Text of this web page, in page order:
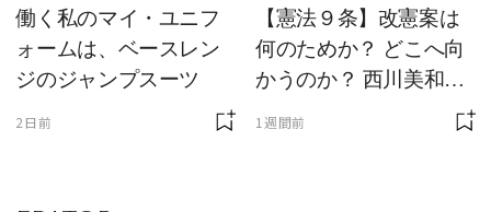
働く私のマイ・ユニフ
ォームは、ベースレン
ジのジャンプスーツ
2日前
【憲法９条】改憲案は
何のためか？ どこへ向
かうのか？ 西川美和さ
んと木村草太さんが読
1週間前